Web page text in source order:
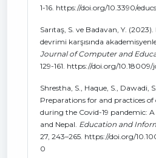
1-16. https://doi.org/10.3390/
Sarıtaş, S. ve Badavan, Y.
devrimi karşısında
Journal of Computer and
129-161. https://doi.org/10.18009/
Shrestha, S., Haque, S., Dawadi,
Preparations for and practices
during the Covid-19 pandemic:
and Nepal. Education and
27, 243–265. https://doi.org/
0